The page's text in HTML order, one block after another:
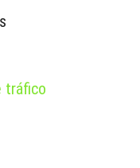
tráfico